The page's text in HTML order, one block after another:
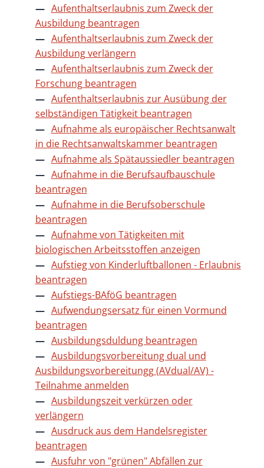
Aufenthaltserlaubnis zum Zweck der
Ausbildung beantragen
Aufenthaltserlaubnis zum Zweck der
Ausbildung verlängern
Aufenthaltserlaubnis zum Zweck der
Forschung beantragen
Aufenthaltserlaubnis zur Ausübung der
selbständigen Tätigkeit beantragen
Aufnahme als europäischer Rechtsanwalt
in die Rechtsanwaltskammer beantragen
Aufnahme als Spätaussiedler beantragen
Aufnahme in die Berufsaufbauschule
beantragen
Aufnahme in die Berufsoberschule
beantragen
Aufnahme von Tätigkeiten mit
biologischen Arbeitsstoffen anzeigen
Aufstieg von Kinderluftballonen - Erlaubnis
beantragen
Aufstiegs-BAföG beantragen
Aufwendungsersatz für einen Vormund
beantragen
Ausbildungsduldung beantragen
Ausbildungsvorbereitung dual und
Ausbildungsvorbereitungg (AVdual/AV) -
Teilnahme anmelden
Ausbildungszeit verkürzen oder
verlängern
Ausdruck aus dem Handelsregister
beantragen
Ausfuhr von "grünen" Abfällen zur